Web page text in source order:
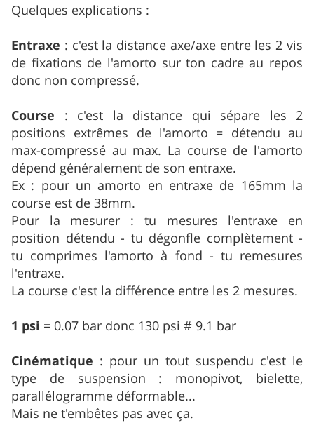
s
s
g
e
Quelques explications :
Entraxe : c'est la distance axe/axe entre les 2 vis
de fixations de l'amorto sur ton cadre au repos
donc non compressé.
Course : c'est la distance qui sépare les 2
positions extrêmes de l'amorto = détendu au
max-compressé au max. La course de l'amorto
dépend généralement de son entraxe.
Ex : pour un amorto en entraxe de 165mm la
course est de 38mm.
Pour la mesurer : tu mesures l'entraxe en
position détendu - tu dégonfle complètement -
tu comprimes l'amorto à fond - tu remesures
l'entraxe.
La course c'est la différence entre les 2 mesures.
1 psi = 0.07 bar donc 130 psi # 9.1 bar
Cinématique : pour un tout suspendu c'est le
type de suspension : monopivot, bielette,
parallélogramme déformable...
Mais ne t'embêtes pas avec ça.